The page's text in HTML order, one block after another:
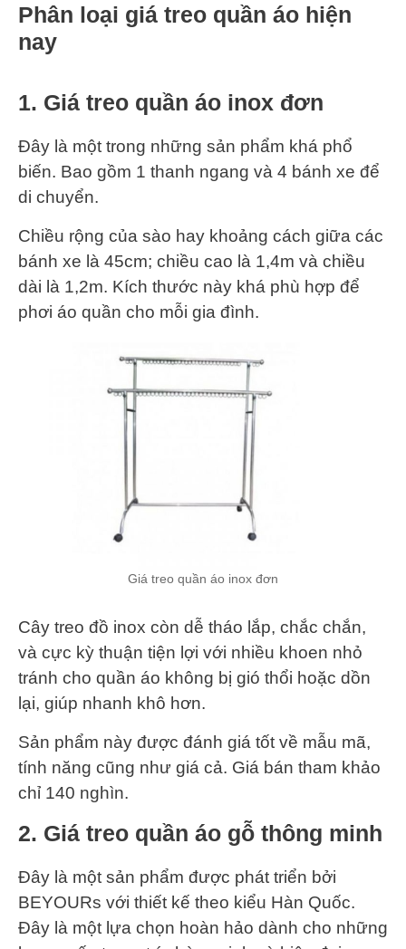
Phân loại giá treo quần áo hiện
nay
1. Giá treo quần áo inox đơn
Đây là một trong những sản phẩm khá phổ
biến. Bao gồm 1 thanh ngang và 4 bánh xe để
di chuyển.
Chiều rộng của sào hay khoảng cách giữa các
bánh xe là 45cm; chiều cao là 1,4m và chiều
dài là 1,2m. Kích thước này khá phù hợp để
phơi áo quần cho mỗi gia đình.
Giá treo quần áo inox đơn
Cây treo đồ inox còn dễ tháo lắp, chắc chắn,
và cực kỳ thuận tiện lợi với nhiều khoen nhỏ
tránh cho quần áo không bị gió thổi hoặc dồn
lại, giúp nhanh khô hơn.
Sản phẩm này được đánh giá tốt về mẫu mã,
tính năng cũng như giá cả. Giá bán tham khảo
chỉ 140 nghìn.
2. Giá treo quần áo gỗ thông minh
Đây là một sản phẩm được phát triển bởi
BEYOURs với thiết kế theo kiểu Hàn Quốc.
Đây là một lựa chọn hoàn hảo dành cho những